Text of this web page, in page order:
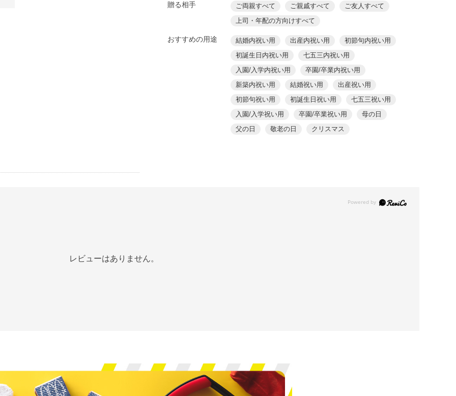
贈る相手 ご両親すべて ご親戚すべて
ご友人すべて
上司・年配の方向けすべて
おすすめの用途 結婚内祝い用 出産内祝い用
初節句内祝い用
初誕生日内祝い用
七五三内祝い用
入園/入学内祝い用
卒園/卒業内祝い用
新築内祝い用
結婚祝い用
出産祝い用
初節句祝い用
初誕生日祝い用
七五三祝い用
入園/入学祝い用
卒園/卒業祝い用
母の日
父の日
敬老の日 クリスマス
レビューはありません。